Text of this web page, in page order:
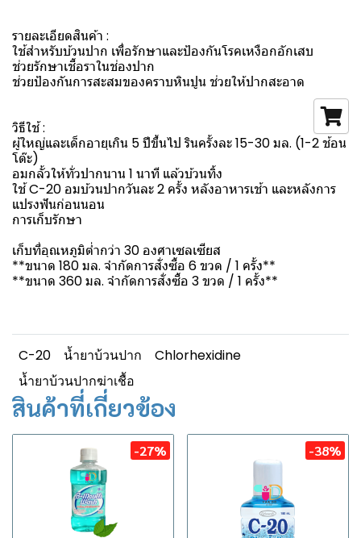
รายละเอียดสินค้า :
ใช้สำหรับบ้วนปาก เพื่อรักษาและป้องกันโรคเหงือกอักเสบ
ช่วยรักษาเชื้อราในช่องปาก
ช่วยป้องกันการสะสมของคราบหินปูน ช่วยให้ปากสะอาด
วิธีใช้ :
ผู้ใหญ่และเด็กอายุเกิน 5 ปีขึ้นไป รินครั้งละ 15-30 มล. (1-2 ช้อน
โต๊ะ)
อมกลั้วให้ทั่วปากนาน 1 นาที แล้วบ้วนทิ้ง
ใช้ C-20 อมบ้วนปากวันละ 2 ครั้ง หลังอาหารเช้า และหลังการ
แปรงฟันก่อนนอน
การเก็บรักษา
เก็บที่อุณหภูมิต่ำกว่า 30 องศาเซลเซียส
**ขนาด 180 มล. จำกัดการสั่งซื้อ 6 ขวด / 1 ครั้ง**
**ขนาด 360 มล. จำกัดการสั่งซื้อ 3 ขวด / 1 ครั้ง**
C-20 น้ำยาบ้วนปาก
Chlorhexidine
น้ำยาบ้วนปากฆ่าเชื้อ
สินค้าที่เกี่ยวข้อง
-27% -38%